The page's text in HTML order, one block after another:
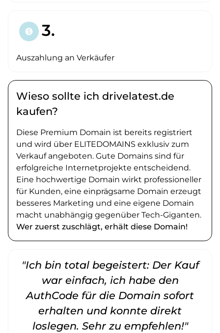
paid 3.
Auszahlung an Verkäufer
Wieso sollte ich drivelatest.de
kaufen?
Diese Premium Domain ist bereits registriert
und wird über ELITEDOMAINS exklusiv zum
Verkauf angeboten. Gute Domains sind für
erfolgreiche Internetprojekte entscheidend.
Eine hochwertige Domain wirkt professioneller
für Kunden, eine einprägsame Domain erzeugt
besseres Marketing und eine eigene Domain
macht unabhängig gegenüber Tech-Giganten.
Wer zuerst zuschlägt, erhält diese Domain!
"Ich bin total begeistert: Der Kauf
war einfach, ich habe den
AuthCode für die Domain sofort
erhalten und konnte direkt
loslegen. Sehr zu empfehlen!"